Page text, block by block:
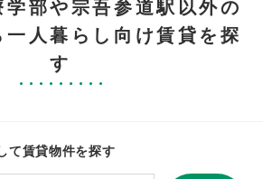
部や宗吾参道駅以外の
人暮らし向け賃貸を探
す
て賃貸物件を探す